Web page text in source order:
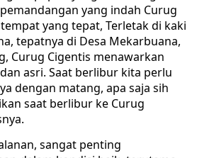
yang indah Curug
yang tepat, Terletak di kaki
tepatnya di Desa Mekarbuana,
Curug Cigentis menawarkan
asri. Saat berlibur kita perlu
dengan matang, apa saja sih
saat berlibur ke Curug
sangat penting